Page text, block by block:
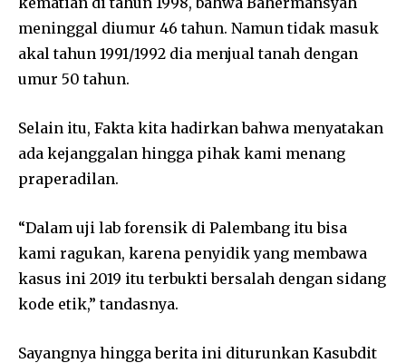
meninggal diumur 46 tahun. Namun tidak masuk
akal tahun 1991/1992 dia menjual tanah dengan
umur 50 tahun.
Selain itu, Fakta kita hadirkan bahwa menyatakan
ada kejanggalan hingga pihak kami menang
praperadilan.
“Dalam uji lab forensik di Palembang itu bisa
kami ragukan, karena penyidik yang membawa
kasus ini 2019 itu terbukti bersalah dengan sidang
kode etik,” tandasnya.
Sayangnya hingga berita ini diturunkan Kasubdit